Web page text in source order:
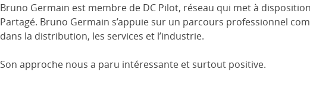
Bruno Germain est membre de DC Pilot, réseau qui met à
Partagé. Bruno Germain s’appuie sur un parcours professionnel
dans la distribution, les services et l’industrie.
Son approche nous a paru intéressante et surtout positive.